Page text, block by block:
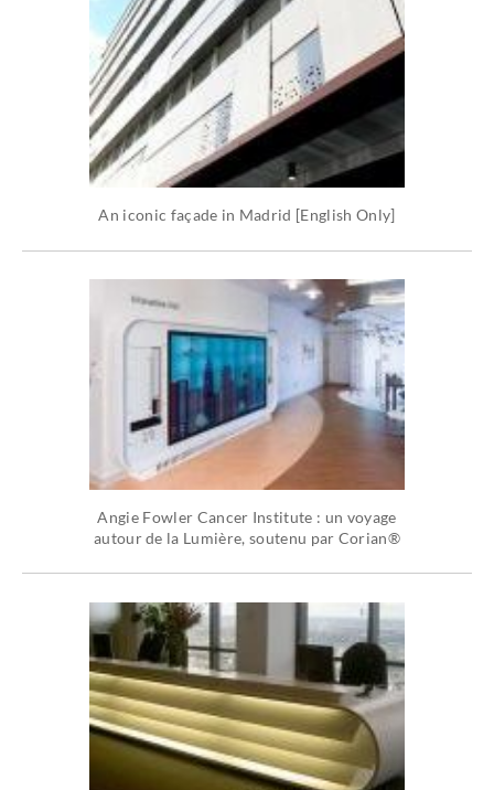
An iconic façade in Madrid [English Only]
Angie Fowler Cancer Institute : un voyage
autour de la Lumière, soutenu par Corian®